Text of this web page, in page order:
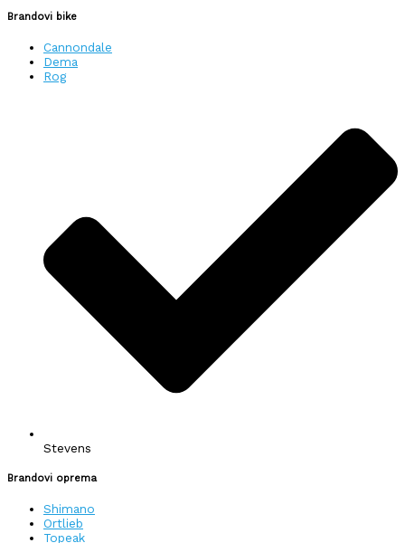
Brandovi bike
Cannondale
Dema
Rog
Stevens
Brandovi oprema
Shimano
Ortlieb
Topeak